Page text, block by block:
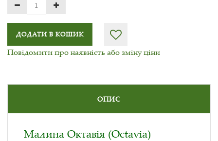
ДОДАТИ В КОШИК
Повідомити про наявність або зміну ціни
ОПИС
Малина Октавія (Octavia)